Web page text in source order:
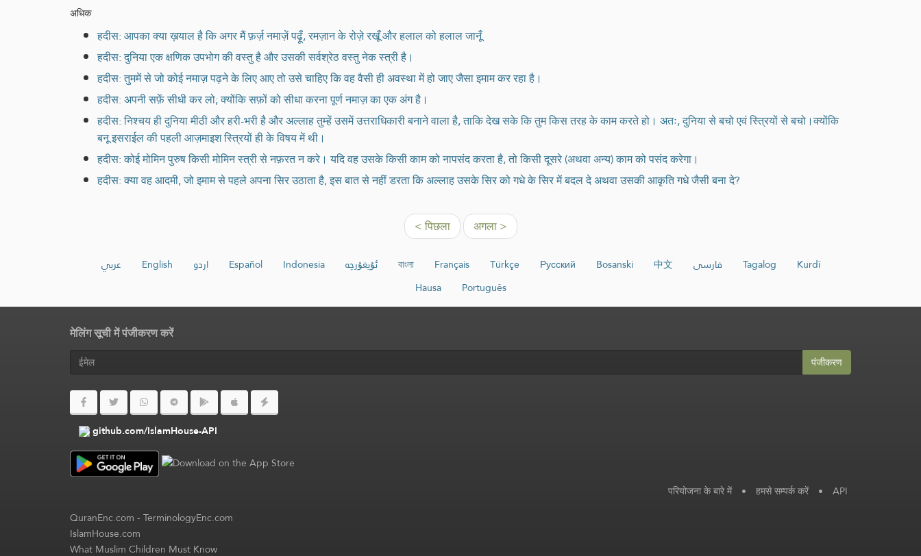
अधिक
हदीस: आपका क्या ख़याल है कि अगर मैं फ़र्ज़ नमाज़ें पढ़ूँ, रमज़ान के रोज़े रखूँ और हलाल को हलाल जानूँ
हदीस: दुनिया एक क्षणिक उपभोग की वस्तु है और उसकी सर्वश्रेठ वस्तु नेक स्त्री है।
हदीस: तुममें से जो कोई नमाज़ पढ़ने के लिए आए तो उसे चाहिए कि वह वैसी ही अवस्था में हो जाए जैसा इमाम कर रहा है।
हदीस: अपनी सफ़ें सीधी कर लो; क्योंकि सफ़ों को सीधा करना पूर्ण नमाज़ का एक अंग है।
हदीस: निश्चय ही दुनिया मीठी और हरी-भरी है और अल्लाह तुम्हें उसमें उत्तराधिकारी बनाने वाला है, ताकि देख सके कि तुम किस तरह के काम करते हो। अतः, दुनिया से बचो एवं स्त्रियों से बचो।क्योंकि
बनू इसराईल की पहली आज़माइश स्त्रियों ही के विषय में थी।
हदीस: कोई मोमिन पुरुष किसी मोमिन स्त्री से नफ़रत न करे। यदि वह उसके किसी काम को नापसंद करता है, तो किसी दूसरे (अथवा अन्य) काम को पसंद करेगा।
हदीस: क्या वह आदमी, जो इमाम से पहले अपना सिर उठाता है, इस बात से नहीं डरता कि अल्लाह उसके सिर को गधे के सिर में बदल दे अथवा उसकी आकृति गधे जैसी बना दे?
< पिछला अगला >
عربي English اردو Español Indonesia ئۇيغۇرچە বাংলা Français Türkçe Русский Bosanski 中文 فارسی Tagalog
Kurdî
Hausa
Português
मेलिंग सूची में पंजीकरण करें
पंजीकरण
github.com/IslamHouse-API
परियोजना के बारे में • हमसे सम्पर्क करें • API
QuranEnc.com-TerminologyEnc.com
IslamHouse.com
What Muslim Children Must Know